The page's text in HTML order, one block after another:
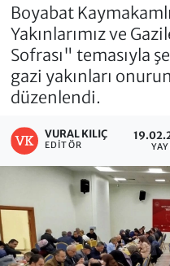
Boyabat
Yakınlarımız ve
Sofrası" temasıyla
gazi yakınları
düzenlendi.
VURAL KILIÇ
EDITÖR
Son Dakika
Haber Arşivi